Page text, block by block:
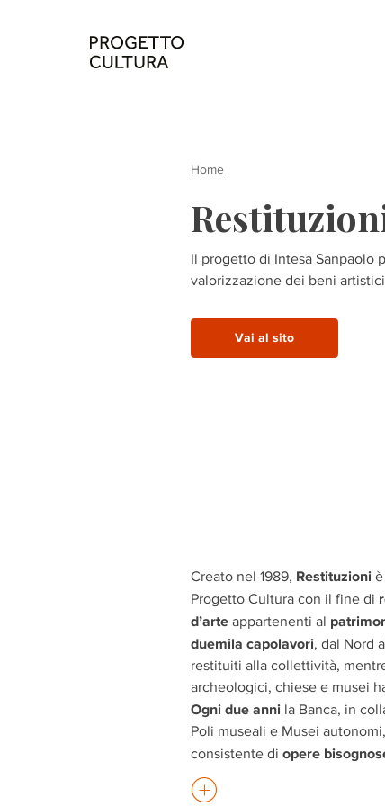
Home
Il progetto di Intesa Sanpaolo
valorizzazione dei beni
Vai al sito
Creato nel 1989, Restituzioni
Progetto Cultura con il fine di
d’arte appartenenti al
duemila capolavori, dal Nord
restituiti alla collettività,
archeologici, chiese e musei
Ogni due anni la Banca, in
Poli museali e Musei
consistente di opere